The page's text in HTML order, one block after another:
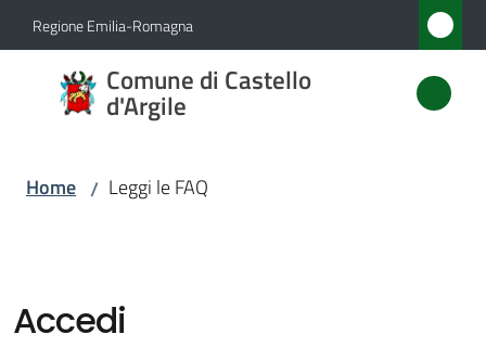
Vai al contenuto
Vai alla navigazione
Vai al footer
Regione Emilia-Romagna
Comune di Castello
d'Argile
Comune
di
Novità
Home / Leggi le FAQ
Accedi